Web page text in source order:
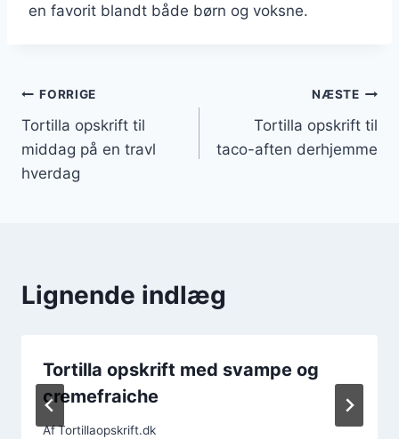
en favorit blandt både børn og voksne.
Indlægsnavigation
FORRIGE
Tortilla opskrift til
middag på en travl
hverdag
NÆSTE
Tortilla opskrift til
taco-aften derhjemme
Lignende indlæg
Tortilla opskrift med svampe og
cremefraiche
AfTortillaopskrift.dk